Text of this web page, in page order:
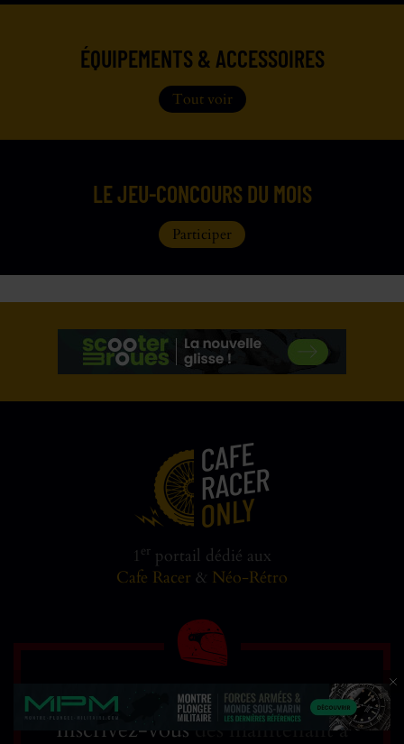
ÉQUIPEMENTS & ACCESSOIRES
Tout voir
LE JEU-CONCOURS DU MOIS
Participer
1 er portail dédié aux
Cafe Racer & Néo-Rétro
RESTEZ CONNECTÉ
Inscrivez-vousdés maintenant à